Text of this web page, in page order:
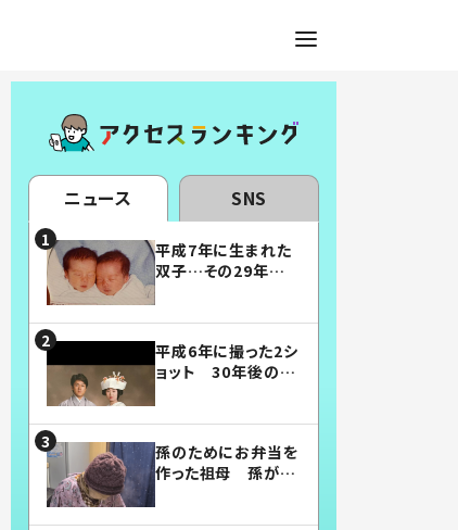
ニュース SNS
平成7年に生まれた
双子…その29年後
平成6年に撮った2シ
ョット 30年後の姿
孫のためにお弁当を
作った祖母 孫が絶